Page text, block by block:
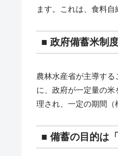
ます。これは、食料
■ 政府備蓄米制
農林水産省が主導す
に、政府が一定量の
理され、一定の期間（
■ 備蓄の目的は